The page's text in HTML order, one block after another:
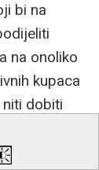
bi na
na onoliko
kupaca
dobiti
e
dozvole